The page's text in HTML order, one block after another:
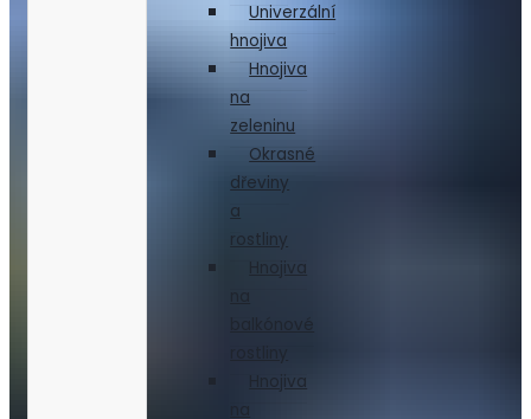
Univerzální
hnojiva
Hnojiva
na
zeleninu
Okrasné
dřeviny
a
rostliny
Hnojiva
balkónové
Hnojiva